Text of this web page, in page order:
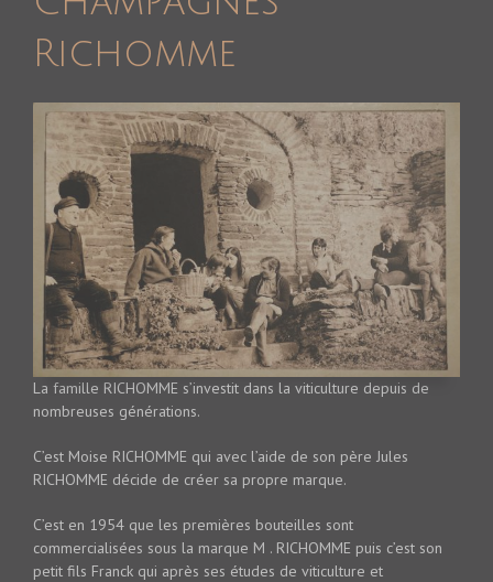
Richomme
La famille RICHOMME s’investit dans la viticulture depuis de
nombreuses générations.
C’est Moise RICHOMME qui avec l’aide de son père Jules
RICHOMME décide de créer sa propre marque.
C’est en 1954 que les premières bouteilles sont
commercialisées sous la marque M . RICHOMME puis c’est son
petit fils Franck qui après ses études de viticulture et